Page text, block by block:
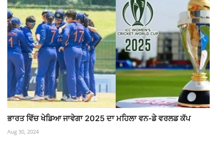
ਭਾਰਤ ਵਿੱਚ ਖੇਡਿਆ ਜਾਵੇਗਾ 2025 ਦਾ ਮਹਿਲਾ ਵਨ-ਡੇ ਵਰਲਡ ਕੱਪ
Aug 30, 2024